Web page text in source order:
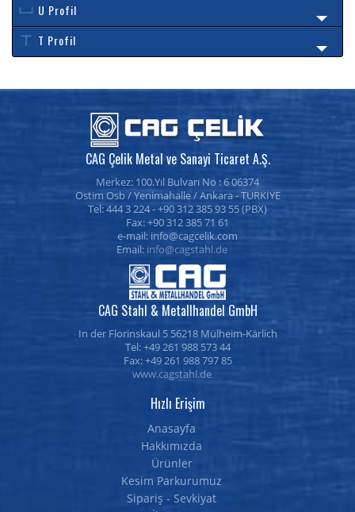
U Profil
T Profil
CAG Çelik Metal ve Sanayi Ticaret A.Ş.
Merkez: 100.Yıl Bulvarı No : 606374
Ostim Osb /Yenimahalle/Ankara- TURKİYE
Tel: 444 3 224 -+90 312 385 93 55(PBX)
Fax: +90 312 385 71 61
e-mail:
Email: info@cagstahl.de
CAG Stahl & Metallhandel GmbH
In der Florinskaul 5 56218 Mülheim-Kärlich
Tel: +49 261 988 573 44
Fax: +49 261 988 797 85
www.cagstahl.de
Hızlı Erişim
Anasayfa
Hakkımızda
Ürünler
Kesim Parkurumuz
Sipariş - Sevkiyat